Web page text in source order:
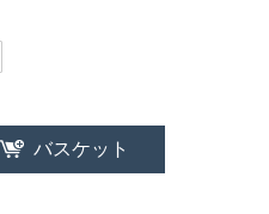
バスケット